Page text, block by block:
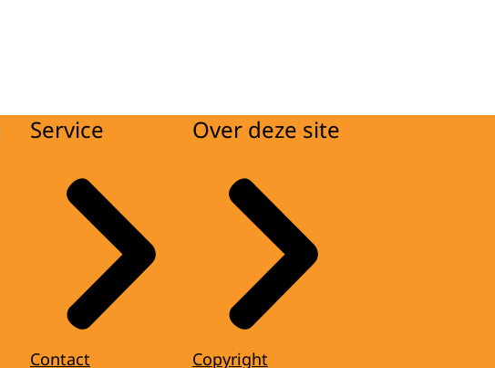
Service
Contact
Over deze site
Copyright